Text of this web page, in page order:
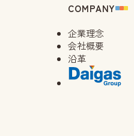
COMPANY
企業理念
会社概要
沿革